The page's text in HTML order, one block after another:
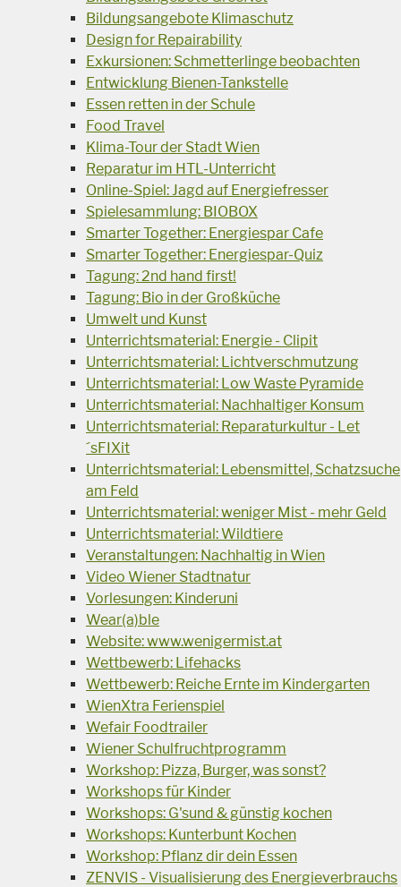
Bildungsangebote Klimaschutz
Design for Repairability
Exkursionen: Schmetterlinge beobachten
Entwicklung Bienen-Tankstelle
Essen retten in der Schule
Food Travel
Klima-Tour der Stadt Wien
Reparatur im HTL-Unterricht
Online-Spiel: Jagd auf Energiefresser
Spielesammlung: BIOBOX
Smarter Together: Energiespar Cafe
Smarter Together: Energiespar-Quiz
Tagung: 2nd hand first!
Tagung: Bio in der Großküche
Umwelt und Kunst
Unterrichtsmaterial: Energie - Clipit
Unterrichtsmaterial: Lichtverschmutzung
Unterrichtsmaterial: Low Waste Pyramide
Unterrichtsmaterial: Nachhaltiger Konsum
Unterrichtsmaterial: Reparaturkultur - Let
´sFIXit
Unterrichtsmaterial: Lebensmittel, Schatzsuche
am Feld
Unterrichtsmaterial: weniger Mist - mehr Geld
Unterrichtsmaterial: Wildtiere
Veranstaltungen: Nachhaltig in Wien
Video Wiener Stadtnatur
Vorlesungen: Kinderuni
Wear(a)ble
Website: www.wenigermist.at
Wettbewerb: Lifehacks
Wettbewerb: Reiche Ernte im Kindergarten
WienXtra Ferienspiel
Wefair Foodtrailer
Wiener Schulfruchtprogramm
Workshop: Pizza, Burger, was sonst?
Workshops für Kinder
Workshops: G'sund & günstig kochen
Workshops: Kunterbunt Kochen
Workshop: Pflanz dir dein Essen
ZENVIS - Visualisierung des Energieverbrauchs